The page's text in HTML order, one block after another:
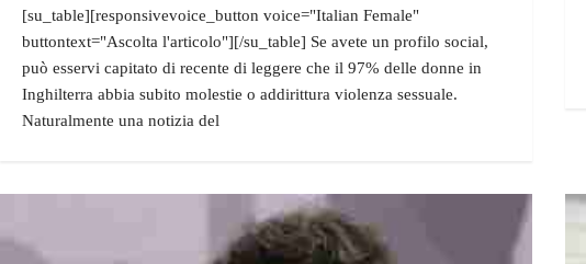
[su_table][responsivevoice_button voice="Italian Female"
buttontext="Ascolta l'articolo"][/su_table] Se avete un profilo social,
può esservi capitato di recente di leggere che il 97% delle donne in
Inghilterra abbia subito molestie o addirittura violenza sessuale.
Naturalmente una notizia del